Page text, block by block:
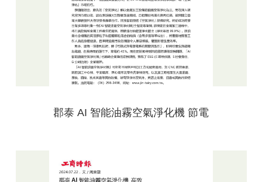
郡泰 AI 智能油霧空氣淨化機 節電